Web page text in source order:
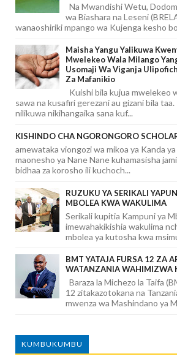
Na Mwandishi Wetu,
wa Biashara na Leseni
wanaoshiriki mpango wa Kujenga kesho
Maisha Yangu Yalikuwa
Mwelekeo Wala Milango
Usomaji Wa Viganja
Za Mafanikio
Kuishi bila kujua mwelekeo
sawa na kusafiri gerezani au gizani bila taa.
nilikuwa nikihangaika sana kuf...
KISHINDO CHA NGORONGORO
amewataka viongozi wa mikoa ya Kanda
maonesho ya Nane Nane kuhamasisha
bidhaa za korosho ili kuchoch...
RUZUKU YA SERIKALI
MBOLEA KWA WAKULIMA
Serikali kupitia Kampuni ya
imewahakikishia wakulima
mbolea ya kutosha kwa
BMT YATAJA FURSA 12 ZA
WATANZANIA WAHIMIZWA
Baraza la Michezo la Taifa
12 zitakazotokana na
mwenza wa Mashindano ya
KUMBUKUMBU